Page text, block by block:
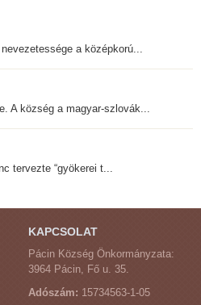
a középkorú...
A község a magyar-szlovák...
tervezte “gyökerei t...
KAPCSOLAT
Pácin Község Önkormányzata:
3964 Pácin, Fő u. 35.
Adószám: 15734563-1-05